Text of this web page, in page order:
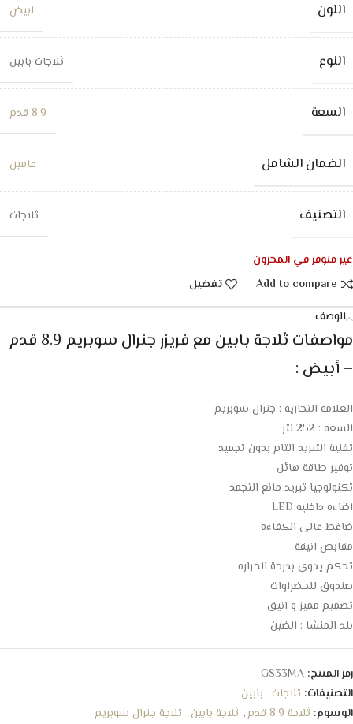
اللون ابيض
النوع ثلاجات بابين
السعة 8.9 قدم
الضمان الشامل عامين
التصنيف ثلاجات
غير متوفر في المخزون
Add to compare
تفضيل
الوصف
مواصفات ثلاجة بابين مع فريزر جنرال سوبريم 8.9 قدم
– أبيض :
العلامه التجاريه : جنرال سوبريم
السعه : 252 لتر
تقنية التبريد التام بدون تجميد
توفير طاقة هائل
تكنولوجيا تبريد مانع التجمد
اضاءه داخليه LED
ضاغط عالى الكفاءه
مقابض انيقة
تحكم يدوى بدرحة الحراره
صندوق للحضراوات
تصميم مميز و انيق
بلد المنشا : الضين
رمز المنتج: GS33MA
التصنيفات: ثلاجات, بابين
الوسوم: ثلاجة 8.9 قدم , ثلاجة بابين, ثلاجة جنرال سوبريم